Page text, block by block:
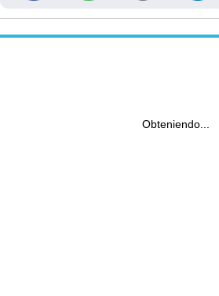
Obteniendo...